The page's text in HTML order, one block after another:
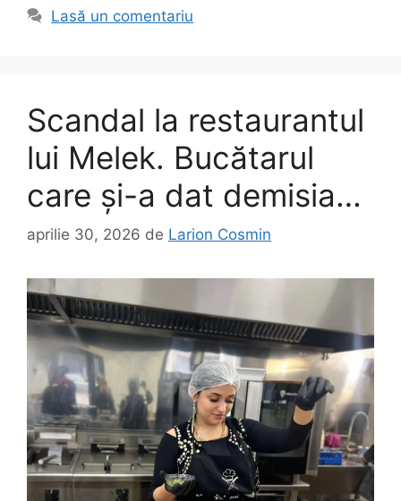
Lasă un comentariu
Scandal la restaurantul
lui Melek. Bucătarul
care și-a dat demisia…
aprilie 30, 2026 de Larion Cosmin